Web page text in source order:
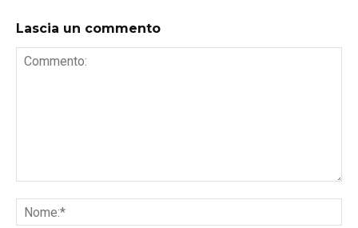
Lascia un commento